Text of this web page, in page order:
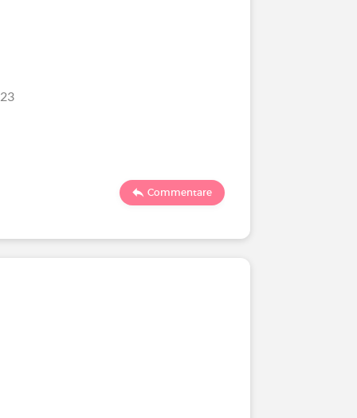
Commentare